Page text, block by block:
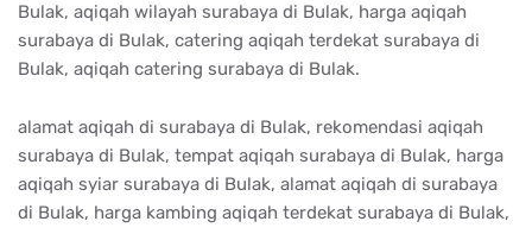
Bulak, aqiqah wilayah surabaya di Bulak, harga aqiqah
surabaya di Bulak, catering aqiqah terdekat surabaya di
Bulak, aqiqah catering surabaya di Bulak.
alamat aqiqah di surabaya di Bulak, rekomendasi aqiqah
surabaya di Bulak, tempat aqiqah surabaya di Bulak, harga
aqiqah syiar surabaya di Bulak, alamat aqiqah di surabaya
di Bulak, harga kambing aqiqah terdekat surabaya di Bulak,